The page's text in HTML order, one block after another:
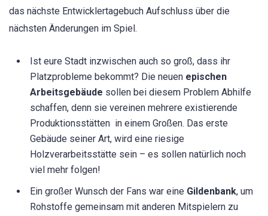
das nächste Entwicklertagebuch Aufschluss über die
nächsten Änderungen im Spiel.
Ist eure Stadt inzwischen auch so groß, dass ihr
Platzprobleme bekommt? Die neuen epischen
Arbeitsgebäude sollen bei diesem Problem Abhilfe
schaffen, denn sie vereinen mehrere existierende
Produktionsstätten in einem Großen. Das erste
Gebäude seiner Art, wird eine riesige
Holzverarbeitsstätte sein – es sollen natürlich noch
viel mehr folgen!
Ein großer Wunsch der Fans war eine Gildenbank, um
Rohstoffe gemeinsam mit anderen Mitspielern zu